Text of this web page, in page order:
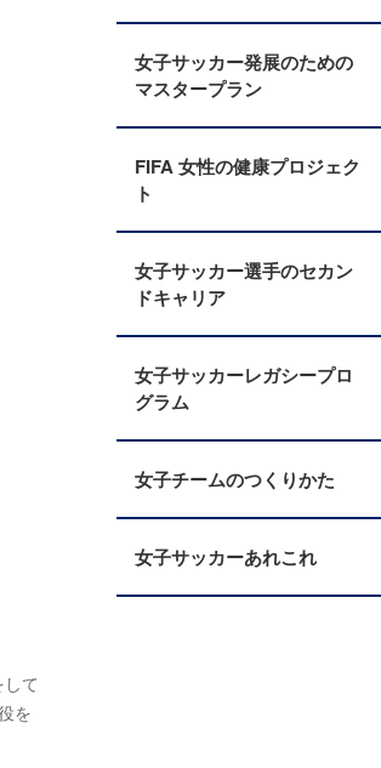
て
を
女子サッカー発展のための
マスタープラン
FIFA 女性の健康プロジェク
ト
女子サッカー選手のセカン
ドキャリア
女子サッカーレガシープロ
グラム
女子チームのつくりかた
女子サッカーあれこれ